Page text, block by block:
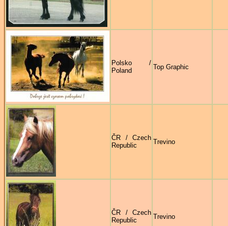
Polsko /
Poland
Top Graphic
ČR / Czech
Republic
Trevino
ČR / Czech
Republic
Trevino